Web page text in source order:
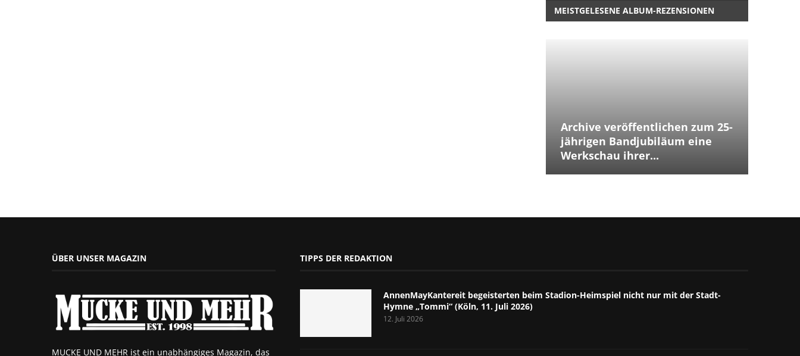
MEISTGELESENE ALBUM-REZENSIONEN
Archive veröffentlichen zum 25-
jährigen Bandjubiläum eine
Werkschau ihrer...
ÜBER UNSER MAGAZIN
MUCKE UND MEHR ist ein unabhängiges Magazin, das
TIPPS DER REDAKTION
AnnenMayKantereit begeisterten beim Stadion-Heimspiel nicht nur mit der Stadt-
Hymne „Tommi“ (Köln, 11. Juli 2026)
12. Juli 2026